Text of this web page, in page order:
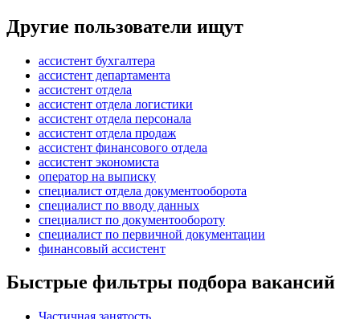
Другие пользователи ищут
ассистент бухгалтера
ассистент департамента
ассистент отдела
ассистент отдела логистики
ассистент отдела персонала
ассистент отдела продаж
ассистент финансового отдела
ассистент экономиста
оператор на выписку
специалист отдела документооборота
специалист по вводу данных
специалист по документообороту
специалист по первичной документации
финансовый ассистент
Быстрые фильтры подбора вакансий